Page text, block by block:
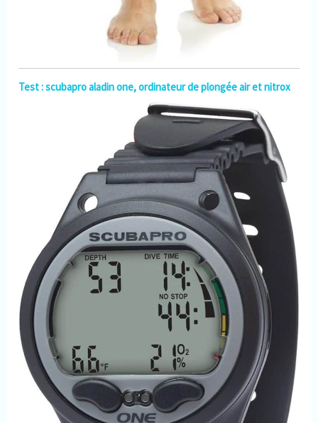
Test : scubapro aladin one, ordinateur de plongée air et nitrox